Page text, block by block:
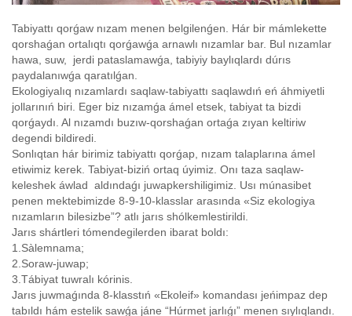
Tabiyattı qorǵaw nızam menen belgilenǵen. Hár bir mámlekette
qorshaǵan ortalıqtı qorǵawǵa arnawlı nızamlar bar. Bul nızamlar
hawa, suw, jerdi pataslamawǵa, tabiyiy baylıqlardı dúrıs
paydalanıwǵa qaratılǵan.
Ekologiyalıq nızamlardı saqlaw-tabiyattı saqlawdıń eń áhmiyetli
jollarınıń biri. Eger biz nızamǵa ámel etsek, tabiyat ta bizdi
qorǵaydı. Al nızamdı buzıw-qorshaǵan ortaǵa zıyan keltiriw
degendi bildiredi.
Sonlıqtan hár birimiz tabiyattı qorǵap, nızam talaplarına ámel
etiwimiz kerek. Tabiyat-biziń ortaq úyimiz. Onı taza saqlaw-
keleshek áwlad aldındaǵı juwapkershiligimiz. Usı múnasibet
penen mektebimizde 8-9-10-klasslar arasında «Siz ekologiya
nızamların bilesizbe”? atlı jarıs shólkemlestirildi.
Jarıs shártleri tómendegilerden ibarat boldı:
1.Sàlemnama;
2.Soraw-juwap;
3.Tábiyat tuwralı kórinis.
Jarıs juwmaǵında 8-klasstıń «Ekoleif» komandası jeńimpaz dep
tabıldı hám estelik sawǵa jáne “Húrmet jarlıǵı” menen sıylıqlandı.